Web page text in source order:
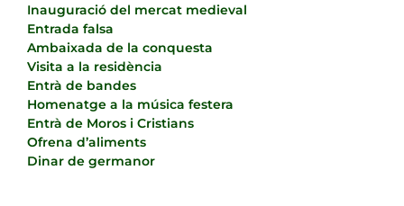
Inauguració del mercat medieval
Entrada falsa
Ambaixada de la conquesta
Visita a la residència
Entrà de bandes
Homenatge a la música festera
Entrà de Moros i Cristians
Ofrena d’aliments
Dinar de germanor